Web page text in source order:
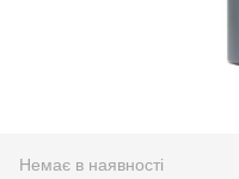
Немає в наявності